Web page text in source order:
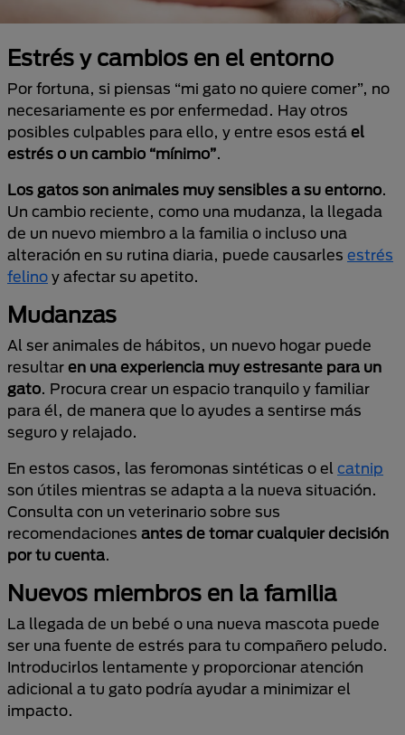
Estrés y cambios en el entorno
Por fortuna, si piensas “mi gato no quiere comer”, no
necesariamente es por enfermedad. Hay otros
posibles culpables para ello, y entre esos está el
estrés o un cambio “mínimo”.
Los gatos son animales muy sensibles a su entorno.
Un cambio reciente, como una mudanza, la llegada
de un nuevo miembro a la familia o incluso una
alteración en su rutina diaria, puede causarles estrés
felino y afectar su apetito.
Mudanzas
Al ser animales de hábitos, un nuevo hogar puede
resultar en una experiencia muy estresante para un
gato. Procura crear un espacio tranquilo y familiar
para él, de manera que lo ayudes a sentirse más
seguro y relajado.
En estos casos, las feromonas sintéticas o el catnip
son útiles mientras se adapta a la nueva situación.
Consulta con un veterinario sobre sus
recomendaciones antes de tomar cualquier decisión
por tu cuenta.
Nuevos miembros en la familia
La llegada de un bebé o una nueva mascota puede
ser una fuente de estrés para tu compañero peludo.
Introducirlos lentamente y proporcionar atención
adicional a tu gato podría ayudar a minimizar el
impacto.